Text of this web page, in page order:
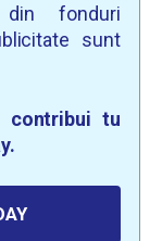
fonduri
sunt
contribui tu